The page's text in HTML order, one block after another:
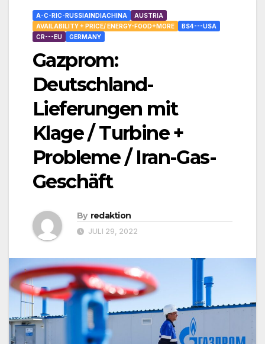
A-C-RIC-RUSSIAINDIACHINA
AUSTRIA
AVAILABILITY + PRICE/ ENERGY-FOOD+MORE
BS4---USA
CR---EU
GERMANY
Gazprom:
Deutschland-
Lieferungen mit
Klage / Turbine +
Probleme / Iran-Gas-
Geschäft
By redaktion
JULI 29, 2022